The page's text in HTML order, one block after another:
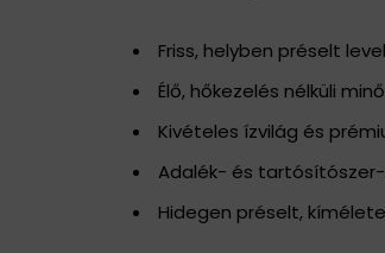
Friss, helyben préselt
Élő, hőkezelés nélküli
Kivételes ízvilág és
Adalék- és
Hidegen préselt,